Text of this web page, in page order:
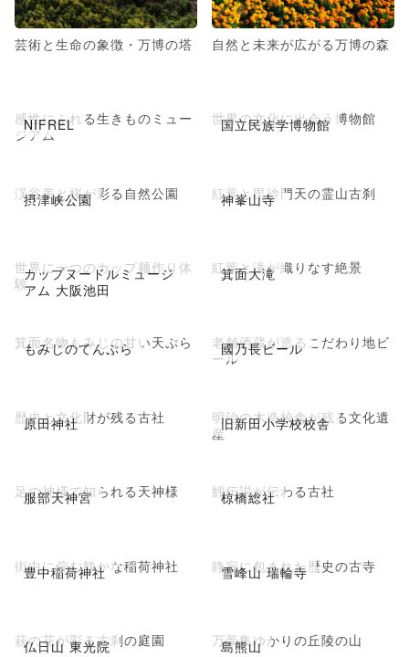
芸術と生命の象徴・万博の塔 自然と未来が広がる万博の森
NIFREL
感性にふれる生きものミュー
ジアム
国立民族学博物館
世界の文化に出会う博物館
摂津峡公園
渓谷美と桜が彩る自然公園 神峯山寺
紅葉と毘沙門天の霊山古刹
カップヌードルミュージ
アム 大阪池田
世界に一つのカップ麺作り体
験
箕面大滝
紅葉と滝が織りなす絶景
もみじのてんぷら
箕面名物もみじの甘い天ぷら 國乃長ビール
老舗酒蔵が造るこだわり地ビ
ール
原田神社
歴史と文化財が残る古社 旧新田小学校校舎
明治の木造校舎が残る文化遺
産
服部天神宮
足の神様で知られる天神様 椋橋総社
鯉伝説が伝わる古社
豊中稲荷神社
街中に佇む静かな稲荷神社 雪峰山 瑞輪寺
静寂に包まれた歴史の古寺
仏日山 東光院
萩の花が彩る古刹の庭園 島熊山
万葉集ゆかりの丘陵の山